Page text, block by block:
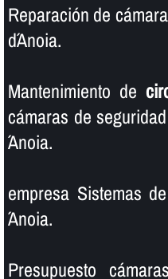
Reparación de
d´Anoia.
Mantenimiento de
cámaras de
´Anoia.
empresa Sistemas
´Anoia.
Presupuesto